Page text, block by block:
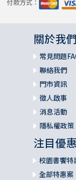
付款方式：
關於我們
常見問題
聯絡我們
門市資訊
徵人啟事
消息活動
隱私權政策
注目優惠
校園書饗特
全部特惠案